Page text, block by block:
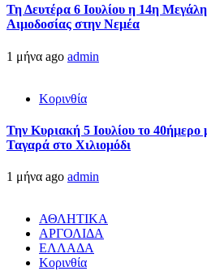
Τη Δευτέρα 6 Ιουλίου η 14η
Αιμοδοσίας στην Νεμέα
1 μήνα ago admin
Κορινθία
Την Κυριακή 5 Ιουλίου το 40ήμερο
Ταγαρά στο Χιλιομόδι
1 μήνα ago admin
ΑΘΛΗΤΙΚΑ
ΑΡΓΟΛΙΔΑ
ΕΛΛΑΔΑ
Κορινθία